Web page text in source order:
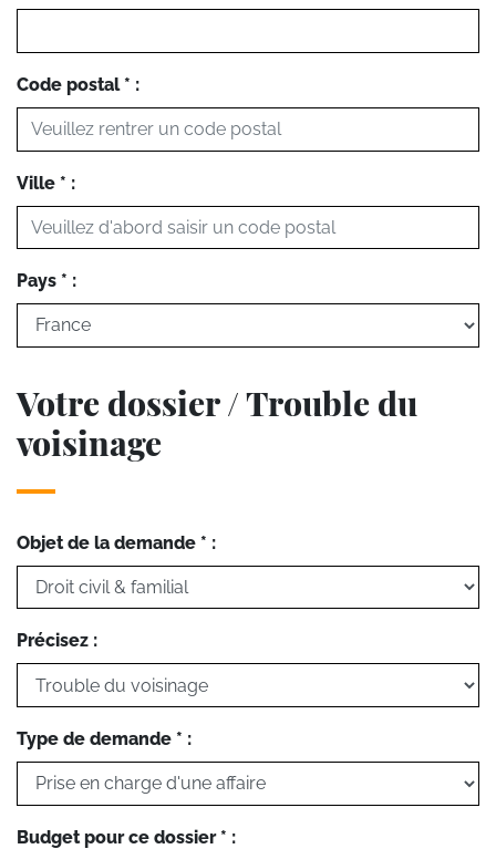
Code postal * :
Ville * :
Pays * :
Votre dossier / Trouble du
voisinage
Objet de la demande * :
Précisez :
Type de demande * :
Budget pour ce dossier * :